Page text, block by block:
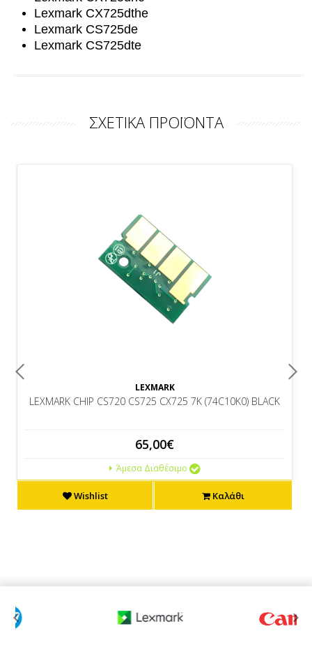
Lexmark CX725dthe
Lexmark CS725de
Lexmark CS725dte
ΣΧΕΤΙΚΑ ΠΡΟΪΟΝΤΑ
LEXMARK
LEXMARK CHIP CS720 CS725 CX725 7K (74C10K0) BLACK
65,00€
Άμεσα Διαθέσιμο
Wishlist Καλάθι